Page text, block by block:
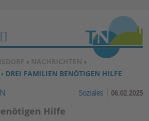
Zum Inhalt springen ↓
› NACHRICHTEN ›
› DREI FAMILIEN BENÖTIGEN HILFE
Soziales 06.02.2025
Hilfe
N
U
T